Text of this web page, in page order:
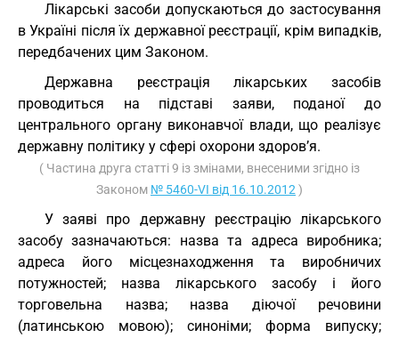
Лікарські засоби допускаються до застосування
в Україні після їх державної реєстрації, крім випадків,
передбачених цим Законом.
Державна реєстрація лікарських засобів
проводиться на підставі заяви, поданої до
центрального органу виконавчої влади, що реалізує
державну політику у сфері охорони здоров’я.
( Частина друга статті 9 із змінами, внесеними згідно із
Законом № 5460-VI від 16.10.2012 )
У заяві про державну реєстрацію лікарського
засобу зазначаються: назва та адреса виробника;
адреса його місцезнаходження та виробничих
потужностей; назва лікарського засобу і його
торговельна назва; назва діючої речовини
(латинською мовою); синоніми; форма випуску;